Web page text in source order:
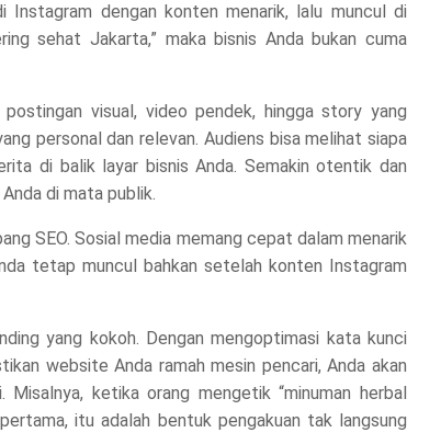
Instagram dengan konten menarik, lalu muncul di
sehat Jakarta,” maka bisnis Anda bukan cuma
visual, video pendek, hingga story yang
personal dan relevan. Audiens bisa melihat siapa
di balik layar bisnis Anda. Semakin otentik dan
di mata publik.
SEO. Sosial media memang cepat dalam menarik
tetap muncul bahkan setelah konten Instagram
yang kokoh. Dengan mengoptimasi kata kunci
website Anda ramah mesin pencari, Anda akan
ketika orang mengetik “minuman herbal
itu adalah bentuk pengakuan tak langsung